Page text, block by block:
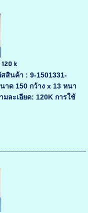
120 k
สินค้า : 9-1501331-
าด 150 กว้าง x 13 หนา
ละเอียด: 120K การใช้